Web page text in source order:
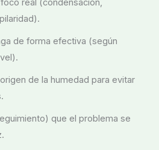
real (condensación,
de forma efectiva (según
de la humedad para evitar
que el problema se